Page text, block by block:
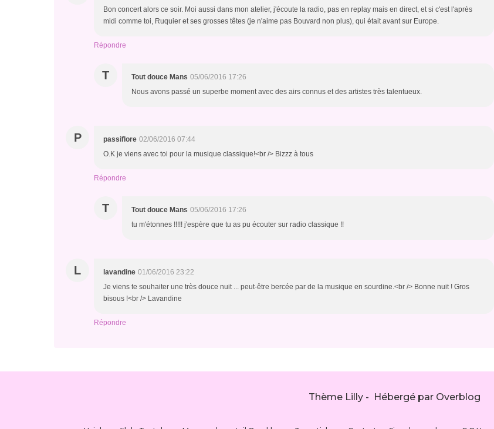
Bon concert alors ce soir. Moi aussi dans mon atelier, j'écoute la radio, pas en replay mais en direct, et si c'est l'après
midi comme toi, Ruquier et ses grosses têtes (je n'aime pas Bouvard non plus), qui était avant sur Europe.
Répondre
T Tout douce Mans 05/06/2016 17:26
Nous avons passé un superbe moment avec des airs connus et des artistes très talentueux.
P passiflore 02/06/2016 07:44
O.K je viens avec toi pour la musique classique!<br /> Bizzz à tous
Répondre
T Tout douce Mans 05/06/2016 17:26
tu m'étonnes !!!!! j'espère que tu as pu écouter sur radio classique !!
L lavandine 01/06/2016 23:22
Je viens te souhaiter une très douce nuit ... peut-être bercée par de la musique en sourdine.<br /> Bonne nuit ! Gros
bisous !<br /> Lavandine
Répondre
Thème Lilly - Hébergé par Overblog